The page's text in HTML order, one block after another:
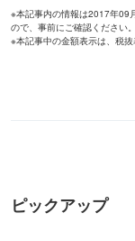
※本記事内の情報は2017年09
ので、事前にご確認ください。
※本記事中の金額表示は、税抜
ピックアップ